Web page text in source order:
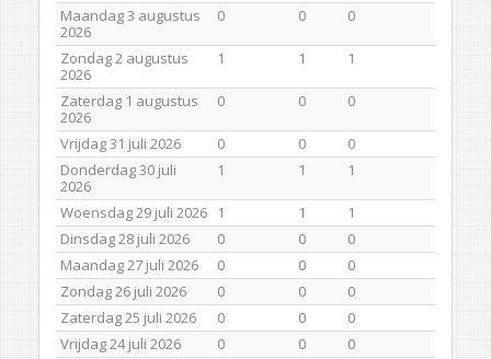
Maandag 3 augustus
2026
0 0 0
Zondag 2 augustus
2026
1 1 1
Zaterdag 1 augustus
2026
0 0 0
Vrijdag 31 juli 2026 0 0
0
Donderdag 30 juli
2026
1 1 1
Woensdag 29 juli 2026 1 1
1
Dinsdag 28 juli 2026
0 0
0
Maandag 27 juli 2026
0 0
0
Zondag 26 juli 2026
0 0
0
Zaterdag 25 juli 2026
0 0
0
Vrijdag 24 juli 2026
0 0
0